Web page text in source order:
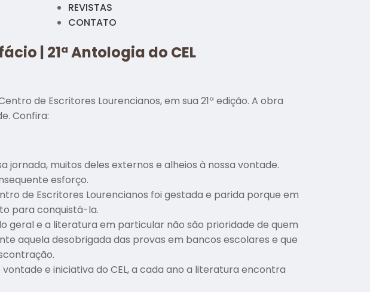
REVISTAS
CONTATO
| 21ª Antologia do CEL
de Escritores Lourencianos, em sua 21ª edição. A obra
Confira:
muitos deles externos e alheios à nossa vontade.
esforço.
de Escritores Lourencianos foi gestada e parida porque em
para conquistá-la.
geral e a literatura em particular não são prioridade de quem
aquela desobrigada das provas em bancos escolares e que
e iniciativa do CEL, a cada ano a literatura encontra